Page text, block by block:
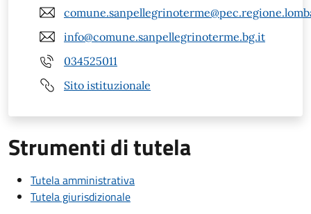
info@comune.sanpellegrinoterme.bg.it
034525011
Sito istituzionale
Strumenti di tutela
Tutela amministrativa
Tutela giurisdizionale